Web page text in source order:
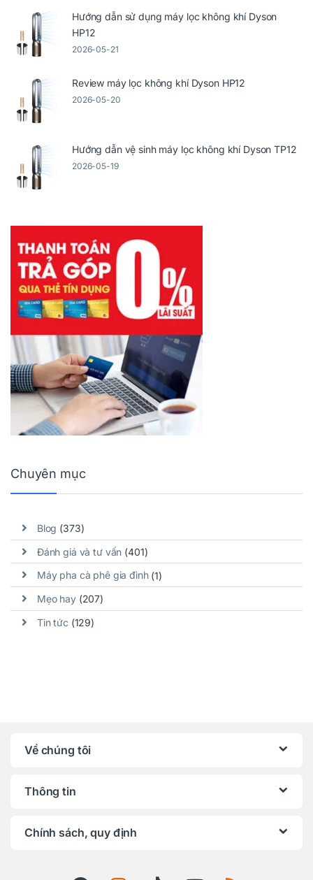
Hướng dẫn sử dụng máy lọc không khí Dyson
HP12
2026-05-21
Review máy lọc không khí Dyson HP12
2026-05-20
Hướng dẫn vệ sinh máy lọc không khí Dyson TP12
2026-05-19
Chuyên mục
Blog (373)
Đánh giá và tư vấn (401)
Máy pha cà phê gia đình(1)
Mẹo hay(207)
Tin tức (129)
Về chúng tôi
Thông tin
Chính sách, quy định